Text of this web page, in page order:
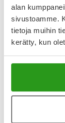
alan
sivustoamme.
tietoja muihin
kerätty, kun
YA-
Muistuttajan
tuotteet
Lue lisää